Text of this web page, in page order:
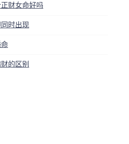
财女命好吗
时出现
的区别